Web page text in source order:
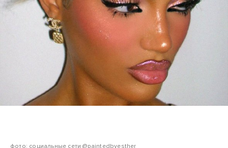
фото: социальные сети @paintedbyesther